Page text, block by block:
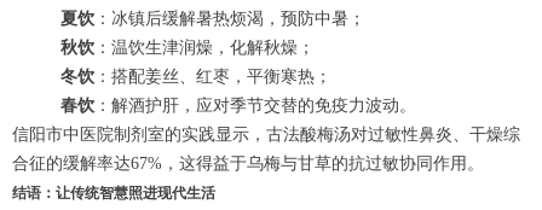
夏饮 ：冰镇后缓解暑热烦渴，预防中暑；
秋饮 ：温饮生津润燥，化解秋燥；
冬饮 ：搭配姜丝、红枣，平衡寒热；
春饮 ：解酒护肝，应对季节交替的免疫力波动。
信阳市中医院制剂室的实践显示，古法酸梅汤对过敏性鼻炎、干燥综
合征的缓解率达67%，这得益于乌梅与甘草的抗过敏协同作用。
结语：让传统智慧照进现代生活